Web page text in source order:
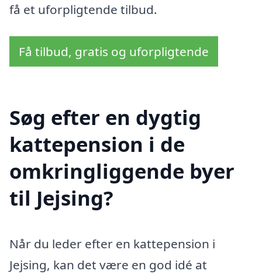
få et uforpligtende tilbud.
Få tilbud, gratis og uforpligtende
Søg efter en dygtig
kattepension i de
omkringliggende byer
til Jejsing?
Når du leder efter en kattepension i
Jejsing, kan det være en god idé at